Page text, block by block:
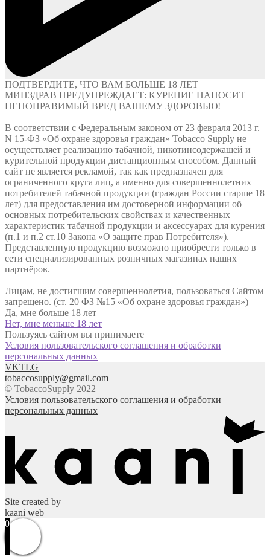
ПОДТВЕРДИТЕ, ЧТО ВАМ БОЛЬШЕ 18 ЛЕТ
МИНЗДРАВ ПРЕДУПРЕЖДАЕТ: КУРЕНИЕ НАНОСИТ
НЕПОПРАВИМЫЙ ВРЕД ВАШЕМУ ЗДОРОВЬЮ!
В соответствии с Федеральным законом от 23 февраля 2013 г.
N 15-ФЗ «Об охране здоровья граждан» Tobacco Supply не
осуществляет реализацию табачной, никотинсодержащей и
курительной продукции дистанционным способом. Данный
сайт не является рекламой, так как предназначен для
ограниченного круга лиц, а именно для совершеннолетних
потребителей табачной продукции (граждан России старше 18
лет) для предоставления им достоверной информации об
основных потребительских свойствах и качественных
характеристик табачной продукции и аксессуарах для курения
(п.1 и п.2 ст.10 Закона «О защите прав Потребителя»).
Представленную продукцию возможно приобрести только в
сети специализированных розничных магазинах наших
партнёров.
Лицам, не достигшим совершеннолетия, пользоваться Сайтом
запрещено. (ст. 20 ФЗ №15 «Об охране здоровья граждан»)
Да, мне больше 18 лет
Нет, мне меньше 18 лет
Пользуясь сайтом вы принимаете
Условия пользовательского соглашения и обработки
персональных данных
VKTLG
tobaccosupply@gmail.com
© TobaccoSupply 2022
Условия пользовательского соглашения и обработки
персональных данных
Site created by
kaani web
0